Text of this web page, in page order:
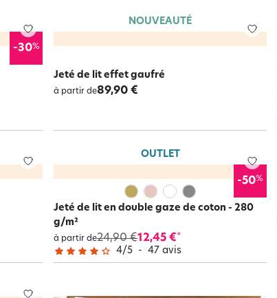
-30%
NOUVEAUTÉ
Jeté de lit effet gaufré
à partir de89,90 €
OUTLET
-50%
Jeté de lit en double gaze de coton - 280
g/m²
à partir de24,90 €12,45 €*
4/5 - 47 avis